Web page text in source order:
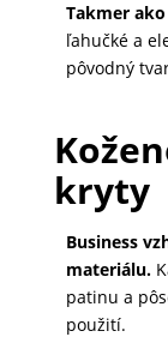
Takmer
ľahučké a
pôvodný
kryty
Business
materiálu.
patinu a
použití.